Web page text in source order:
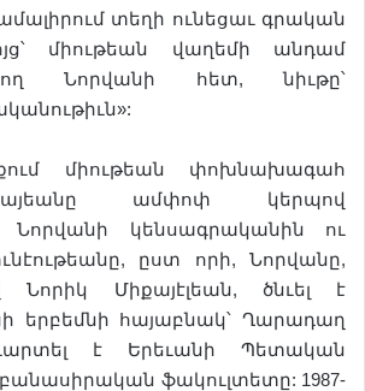
տեղի ունեցաւ գրական
միութեան վաղեմի անդամ
Նորվանի հետ, նիւթը՝
միութեան փոխնախագահ
ամփոփ կերպով
Նորվանի կենսագրականին ու
ըստ որի, Նորվանը,
Նորիկ Միքայէլեան, ծնւել է
երբեմնի հայաբնակ՝ Ղարադաղ
է Երեւանի Պետական
ֆակուլտետը: 1987-